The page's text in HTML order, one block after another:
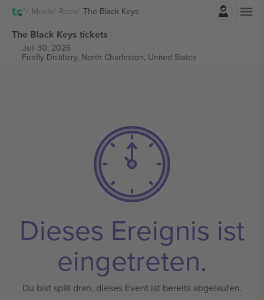
Musik Rock The Black Keys
The Black Keys tickets
Juli 30, 2026
Firefly Distillery, North Charleston, United States
Dieses Ereignis ist
eingetreten.
Du bist spät dran, dieses Event ist bereits abgelaufen.